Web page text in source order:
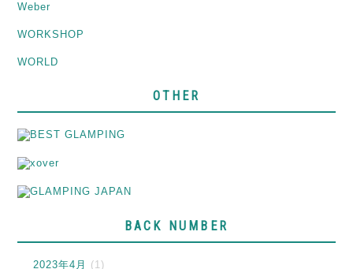
Weber
WORKSHOP
WORLD
OTHER
BACK NUMBER
2023年4月 (1)